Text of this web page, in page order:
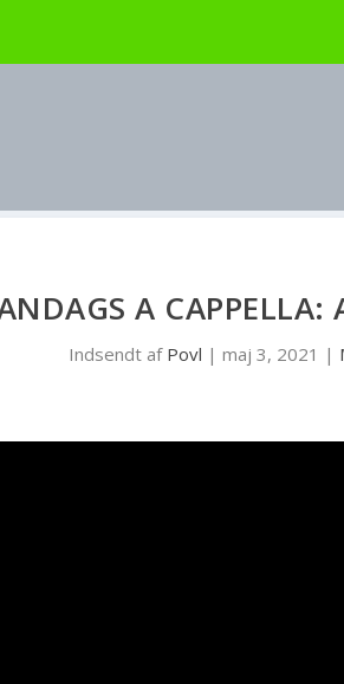
A CAPPELLA:
Indsendt af Povl |maj 3, 2021 |